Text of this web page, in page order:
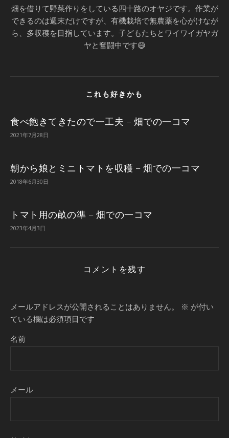
畑を借りて野菜作りをしている四十路のオヤジです。作業が
できるのは週末だけですが、有機栽培で無農薬を心がけなが
ら、多収穫を目指しています。子どもたちとワイワイガヤガ
ヤと奮闘中です😄
これも好きかも
食べ飽きてきたので一工夫 – 畑での一コマ
2021年7月28日
朝から娘とミニトマトを収穫 – 畑での一コマ
2018年6月30日
トマト用の畝の準 – 畑での一コマ
2023年4月3日
コメントを残す
メールアドレスが公開されることはありません。 ※ が付い
ている欄は必須項目です
名前
メール